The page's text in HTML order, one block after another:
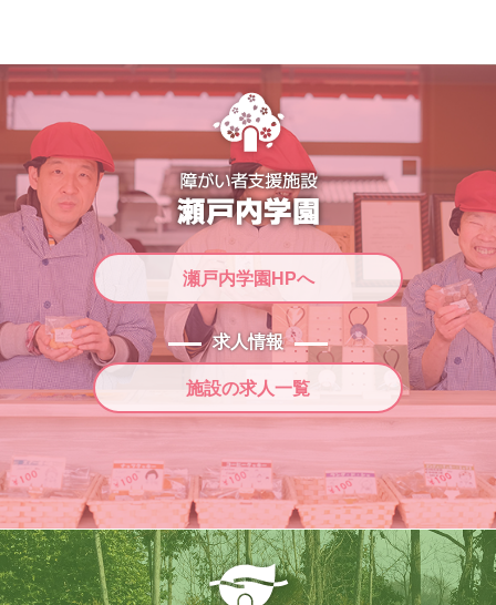
瀬戸内学園HPへ
求人情報
施設の求人一覧